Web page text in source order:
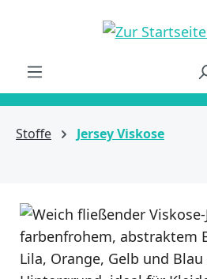
Stoffe Jersey Viskose
Bildergalerie überspringen